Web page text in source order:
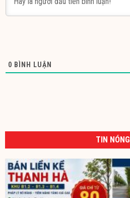
0 BÌNH LUẬN
TIN NÓNG